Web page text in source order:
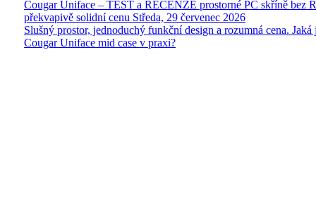
Cougar Uniface – TEST a RECENZE prostorné PC skříně bez
překvapivě solidní cenu Středa, 29 červenec 2026
Slušný prostor, jednoduchý funkční design a rozumná cena. Jaká
Cougar Uniface mid case v praxi?